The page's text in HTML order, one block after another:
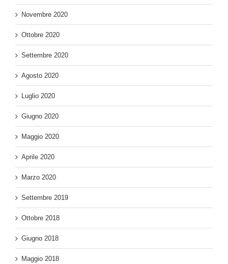
Novembre 2020
Ottobre 2020
Settembre 2020
Agosto 2020
Luglio 2020
Giugno 2020
Maggio 2020
Aprile 2020
Marzo 2020
Settembre 2019
Ottobre 2018
Giugno 2018
Maggio 2018